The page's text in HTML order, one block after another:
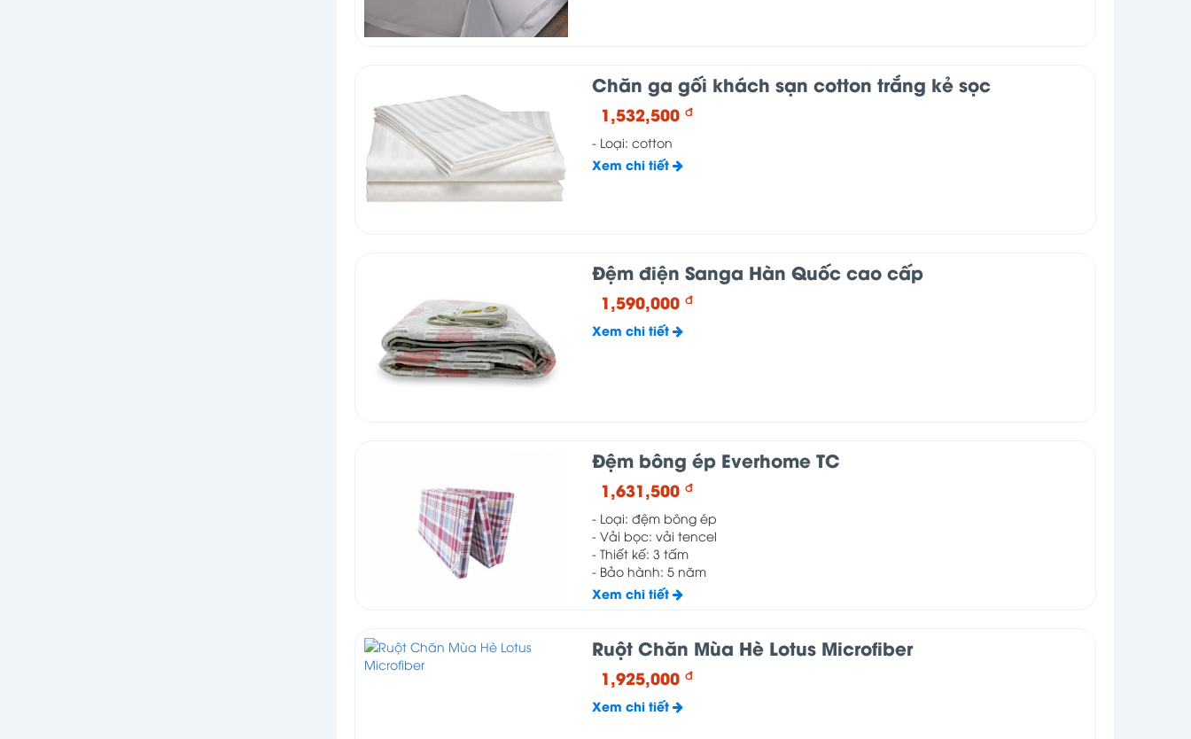
Chăn ga gối khách sạn cotton trắng kẻ sọc
1,532,500 đ
- Loại: cotton
Xem chi tiết
Đệm điện Sanga Hàn Quốc cao cấp
1,590,000 đ
Xem chi tiết
Đệm bông ép Everhome TC
1,631,500 đ
- Loại: đệm bông ép
- Vải bọc: vải tencel
- Thiết kế: 3 tấm
- Bảo hành: 5 năm
Xem chi tiết
Ruột Chăn Mùa Hè Lotus Microfiber
1,925,000 đ
Xem chi tiết